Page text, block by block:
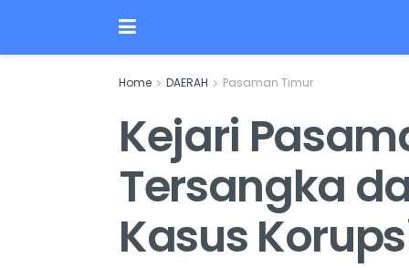
Home DAERAH Pasaman Timur
Kejari
Tersangka
Kasus